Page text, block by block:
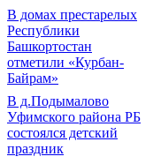
В домах престарелых
Республики
Башкортостан
отметили «Курбан-
Байрам»
В д.Подымалово
Уфимского района РБ
состоялся детский
праздник